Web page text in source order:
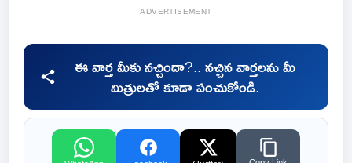
ADVERTISEMENT
ఈ వార్త మీకు నచ్చిందా?.. నచ్చిన వార్తలను మీ
మిత్రులతో కూడా పంచుకోండి.